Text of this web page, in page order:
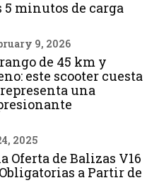
5 minutos de carga
9, 2026
de 45 km y
este scooter cuesta
una
2025
Oferta de Balizas V16
a Partir de